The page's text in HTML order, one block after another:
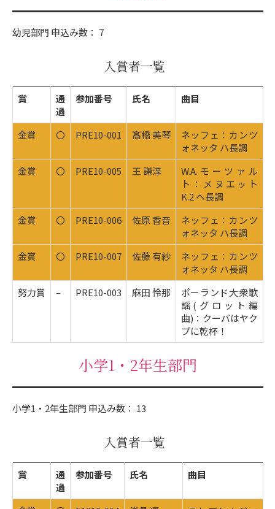
幼児部門 申込み数： 7
入賞者一覧
賞
通
過
参加番号 氏名 曲目
金賞 〇 PRE10-001 髙橋 美琴
ネッフェ：カンツ
ォネッタ ハ長調
金賞
〇 PRE10-005 王 謙淳
W.A.モーツァル
ト：メヌエット
K.2 ヘ長調
金賞
〇 PRE10-006 佐原 香音
ネッフェ：カンツ
ォネッタ ハ長調
金賞
〇 PRE10-007 佐藤 有紗
ネッフェ：カンツ
ォネッタ ハ長調
努力賞
– PRE10-003 麻田 怜那
ポーランド大衆歌
謡(グロット編
曲)：クーバはヤク
プに乾杯！
小学1・2年生部門
小学1・2年生部門 申込み数： 13
入賞者一覧
賞
通
過
参加番号 氏名 曲目